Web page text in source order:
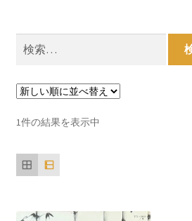
キ
ッ
プ
検
索:
1件の結果を表示中